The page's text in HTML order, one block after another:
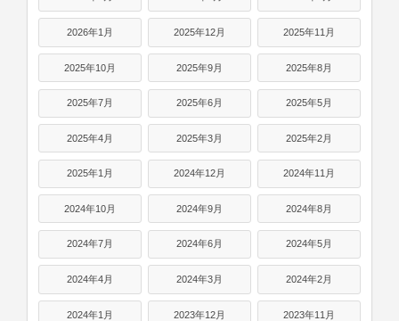
2026年1月 2025年12月 2025年11月
2025年10月 2025年9月 2025年8月
2025年7月 2025年6月 2025年5月
2025年4月 2025年3月 2025年2月
2025年1月 2024年12月 2024年11月
2024年10月 2024年9月 2024年8月
2024年7月 2024年6月 2024年5月
2024年4月 2024年3月 2024年2月
2024年1月 2023年12月 2023年11月